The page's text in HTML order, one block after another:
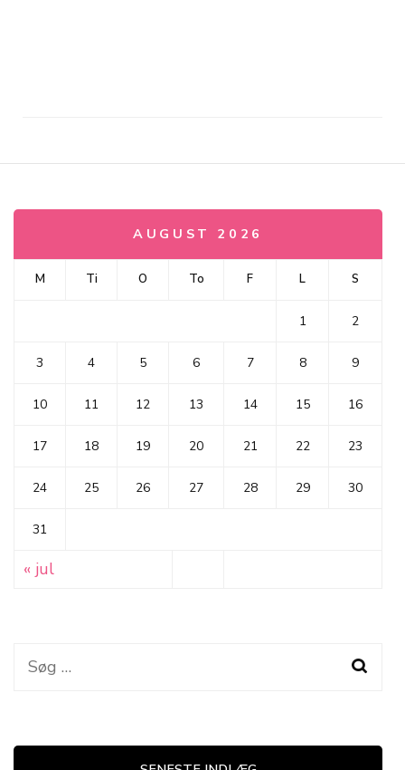
AUGUST 2026
M Ti O To F L S
1 2
3 4 5 6 7 8 9
10 11 12 13 14 15 16
17 18 19 20 21 22 23
24 25 26 27 28 29 30
31
« jul
Søg